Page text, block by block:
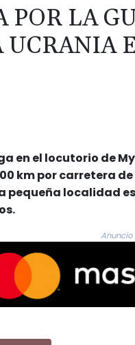
POR LA
UCRANIA
en el locutorio de
km por carretera
pequeña localidad
Anuncio